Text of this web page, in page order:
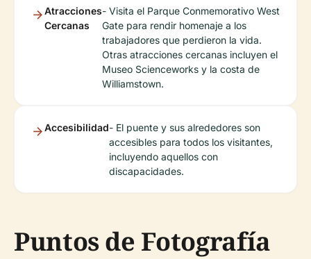
Atracciones
Cercanas
- Visita el Parque Conmemorativo West
Gate para rendir homenaje a los
trabajadores que perdieron la vida.
Otras atracciones cercanas incluyen el
Museo Scienceworks y la costa de
Williamstown.
Accesibilidad- El puente y sus alrededores son
accesibles para todos los visitantes,
incluyendo aquellos con
discapacidades.
Puntos de Fotografía